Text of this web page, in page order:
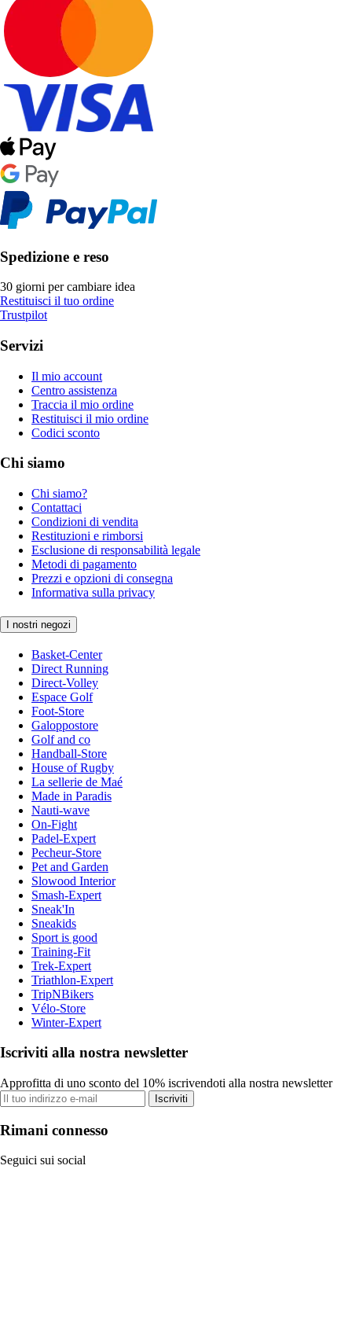
Spedizione e reso
30 giorni per cambiare idea
Restituisci il tuo ordine
Trustpilot
Servizi
Il mio account
Centro assistenza
Traccia il mio ordine
Restituisci il mio ordine
Codici sconto
Chi siamo
Chi siamo?
Contattaci
Condizioni di vendita
Restituzioni e rimborsi
Esclusione di responsabilità legale
Metodi di pagamento
Prezzi e opzioni di consegna
Informativa sulla privacy
I nostri negozi
Basket-Center
Direct Running
Direct-Volley
Espace Golf
Foot-Store
Galoppostore
Golf and co
Handball-Store
House of Rugby
La sellerie de Maé
Made in Paradis
Nauti-wave
On-Fight
Padel-Expert
Pecheur-Store
Pet and Garden
Slowood Interior
Smash-Expert
Sneak'In
Sneakids
Sport is good
Training-Fit
Trek-Expert
Triathlon-Expert
TripNBikers
Vélo-Store
Winter-Expert
Iscriviti alla nostra newsletter
Approfitta di uno sconto del 10% iscrivendoti alla nostra newsletter
Iscriviti
Rimani connesso
Seguici sui social